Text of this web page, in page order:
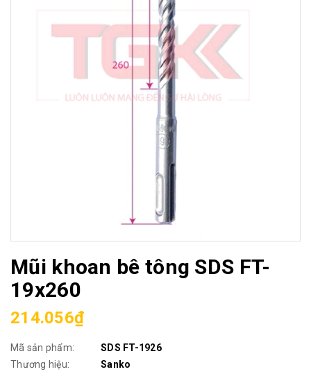
Mũi khoan bê tông SDS FT-
19x260
214.056₫
Mã sản phẩm:
SDS FT-1926
Thương hiệu:
Sanko